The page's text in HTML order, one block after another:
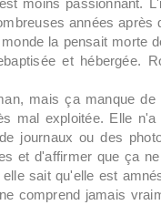
moins passionnant.
années
la pensait morte
et hébergée.
mais ça manque
mal exploitée. Elle
journaux ou des
et d'affirmer que ça
sait qu'elle est
comprend jamais